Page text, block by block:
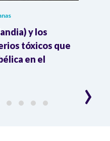
y los
tóxicos que
en el
›